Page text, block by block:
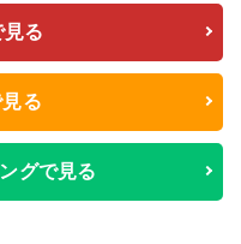
る
る
グで見る